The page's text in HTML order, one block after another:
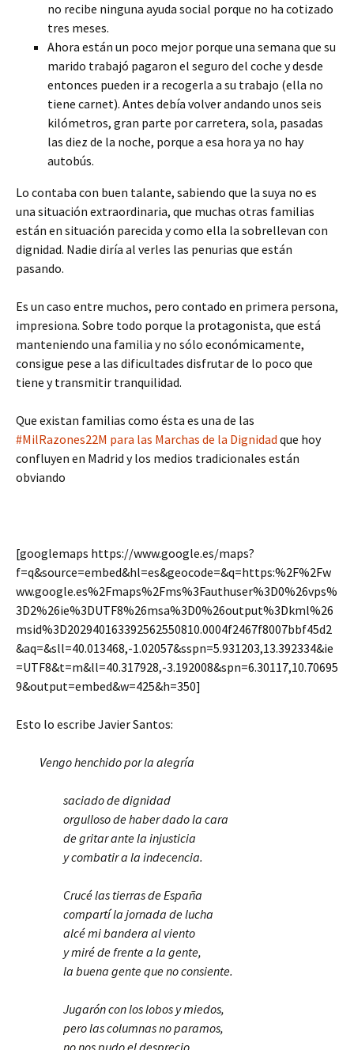
no recibe ninguna ayuda social porque no ha cotizado
tres meses.
Ahora están un poco mejor porque una semana que su
marido trabajó pagaron el seguro del coche y desde
entonces pueden ir a recogerla a su trabajo (ella no
tiene carnet). Antes debía volver andando unos seis
kilómetros, gran parte por carretera, sola, pasadas
las diez de la noche, porque a esa hora ya no hay
autobús.
Lo contaba con buen talante, sabiendo que la suya no es
una situación extraordinaria, que muchas otras familias
están en situación parecida y como ella la sobrellevan con
dignidad. Nadie diría al verles las penurias que están
pasando.
Es un caso entre muchos, pero contado en primera persona,
impresiona. Sobre todo porque la protagonista, que está
manteniendo una familia y no sólo económicamente,
consigue pese a las dificultades disfrutar de lo poco que
tiene y transmitir tranquilidad.
Que existan familias como ésta es una de las
#MilRazones22M para las Marchas de la Dignidad que hoy
confluyen en Madrid y los medios tradicionales están
obviando
[googlemaps https://www.google.es/maps?
f=q&source=embed&hl=es&geocode=&q=https:%2F%2Fw
ww.google.es%2Fmaps%2Fms%3Fauthuser%3D0%26vps%
3D2%26ie%3DUTF8%26msa%3D0%26output%3Dkml%26
msid%3D202940163392562550810.0004f2467f8007bbf45d2
&aq=&sll=40.013468,-1.02057&sspn=5.931203,13.392334&ie
=UTF8&t=m&ll=40.317928,-3.192008&spn=6.30117,10.70695
9&output=embed&w=425&h=350]
Esto lo escribe Javier Santos:
Vengo henchido por la alegría
saciado de dignidad
orgulloso de haber dado la cara
de gritar ante la injusticia
y combatir a la indecencia.
Crucé las tierras de España
compartí la jornada de lucha
alcé mi bandera al viento
y miré de frente a la gente,
la buena gente que no consiente.
Jugarón con los lobos y miedos,
pero las columnas no paramos,
no nos pudo el desprecio